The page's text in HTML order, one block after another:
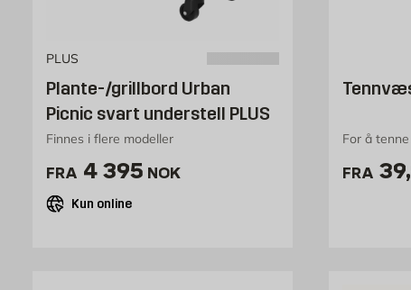
PLUS
Plante-/grillbord Urban
Picnic svart understell PLUS
Finnes i flere modeller
FRA Pris 4395 NOK /stk
4 395 NOK
Kun online
For å
FRA